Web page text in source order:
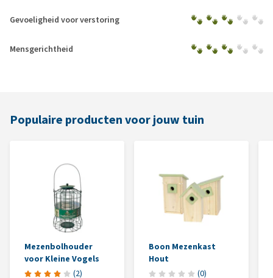
Gevoeligheid voor verstoring
Mensgerichtheid
Populaire producten voor jouw tuin
Mezenbolhouder
voor Kleine Vogels
(2)
Boon Mezenkast
Hout
(0)